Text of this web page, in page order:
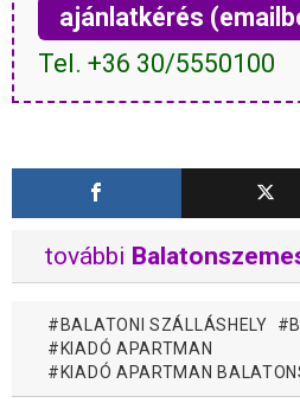
ajánlatkérés
Tel. +36 30/5550100
további
BALATONI SZÁLLÁSHELY
KIADÓ APARTMAN
KIADÓ APARTMAN